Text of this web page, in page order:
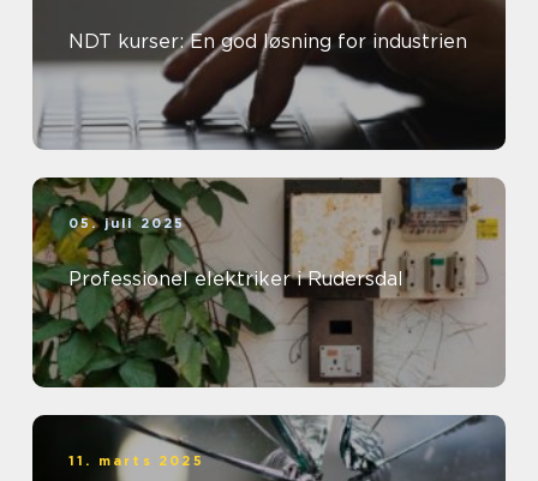
NDT kurser: En god løsning for industrien
05. juli 2025
Professionel elektriker i Rudersdal
11. marts 2025